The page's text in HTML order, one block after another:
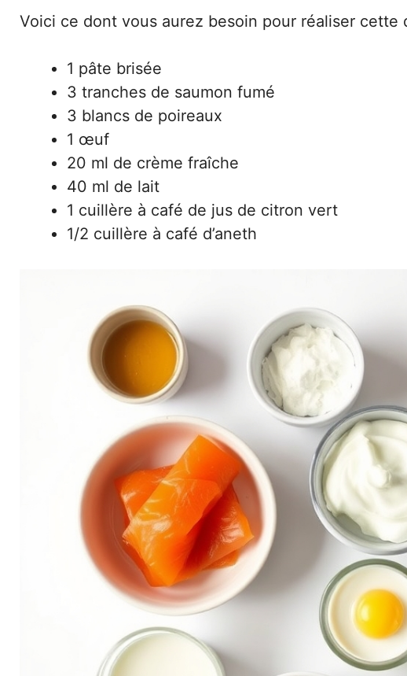
Voici ce dont vous aurez besoin pour réaliser cette
1 pâte brisée
3 tranches de saumon fumé
3 blancs de poireaux
1 œuf
20 ml de crème fraîche
40 ml de lait
1 cuillère à café de jus de citron vert
1/2 cuillère à café d’aneth